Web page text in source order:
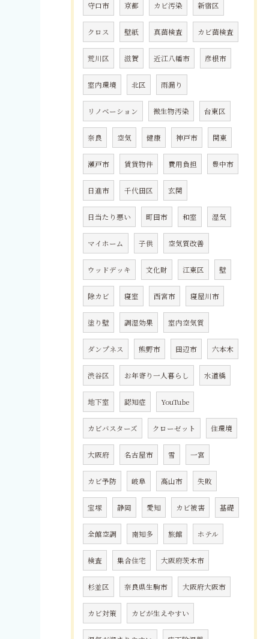
守口市 京都 カビ汚染 新宿区
クロス 壁紙 真菌検査 カビ菌検査
荒川区 滋賀 近江八幡市 彦根市
室内環境 北区 雨漏り
リノベーション 微生物汚染 台東区
奈良 空気 健康 神戸市 関東
瀬戸市 賃貸物件 費用負担 豊中市
日進市 千代田区 玄関
日当たり悪い 町田市 和室 湿気
マイホーム 子供 空気質改善
ウッドデッキ 文化財 江東区 壁
除カビ 寝室 西宮市 寝屋川市
塗り壁 調湿効果 室内空気質
ダンプネス 熊野市 田辺市 六本木
渋谷区 お年寄り一人暮らし 水道橋
地下室 認知症 YouTube
カビバスターズ クローゼット 住環境
大阪府 名古屋市 雪 一宮
カビ予防 岐阜 高山市 失敗
宝塚 静岡 愛知 カビ被害 基礎
全館空調 南知多 旅館 ホテル
検査 集合住宅 大阪府茨木市
杉並区 奈良県生駒市 大阪府大阪市
カビ対策 カビが生えやすい